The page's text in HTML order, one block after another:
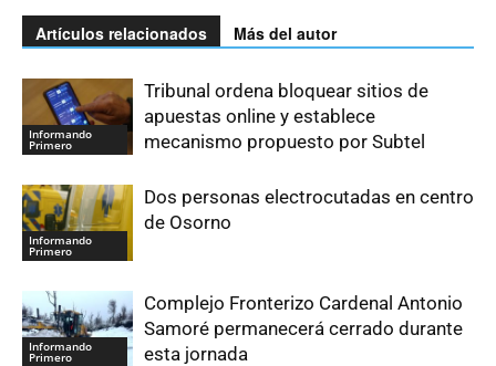
Artículos relacionados Más del autor
Informando
Primero
Tribunal ordena bloquear sitios de
apuestas online y establece
mecanismo propuesto por Subtel
Informando
Primero
Dos personas electrocutadas en centro
de Osorno
Informando
Primero
Complejo Fronterizo Cardenal Antonio
Samoré permanecerá cerrado durante
esta jornada